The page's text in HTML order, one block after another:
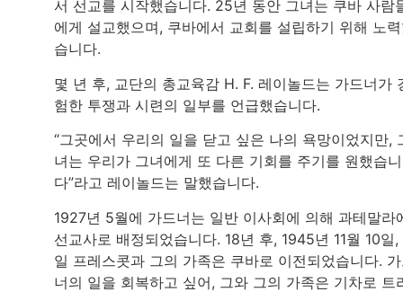
서 선교를 시작했습니다. 25년 동안 그녀는 쿠바 사람
에게 설교했으며, 쿠바에서 교회를 설립하기 위해 노
습니다.
몇 년 후, 교단의 총교육감 H. F. 레이놀드는 가드너가
험한 투쟁과 시련의 일부를 언급했습니다.
“그곳에서 우리의 일을 닫고 싶은 나의 욕망이었지만,
녀는 우리가 그녀에게 또 다른 기회를 주기를 원했습니
다”라고 레이놀드는 말했습니다.
1927년 5월에 가드너는 일반 이사회에 의해 과테말라
선교사로 배정되었습니다. 18년 후, 1945년 11월 10일,
일 프레스콧과 그의 가족은 쿠바로 이전되었습니다.
너의 일을 회복하고 싶어, 그와 그의 가족은 기차로 트